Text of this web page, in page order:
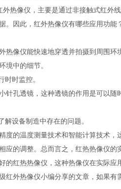
热像仪，主要是通过非接触式红外线
。因此，红外热像仪有哪些应用功能
热像仪能快速地穿透并拍摄到周围环境
的细节。
监控。
小针孔透镜，这种透镜的作用是可以
设备制造中存在的问题。
的温度测量技术和智能计算技术，
的调整。总而言之，红热热像
好的红热热像仪，这种热像仪在实际
外热像仪小编分享的文章，如果